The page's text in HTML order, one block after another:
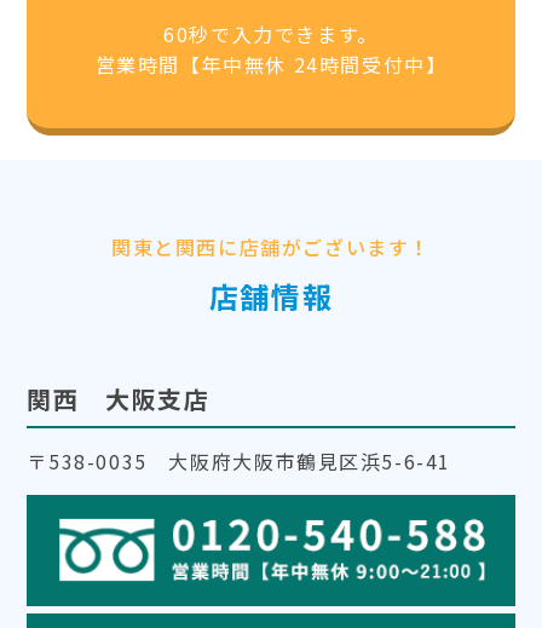
60秒で入力できます。
営業時間【年中無休 24時間受付中】
関東と関西に店舗がございます！
店舗情報
関西 大阪支店
〒538-0035 大阪府大阪市鶴見区浜5-6-41